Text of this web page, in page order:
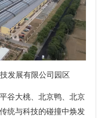
发展有限公司园区
大桃、北京鸭、北京
统与科技的碰撞中焕发